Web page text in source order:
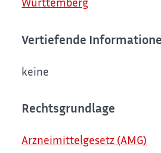
Vertiefende
keine
Rechtsgrundlage
Arzneimittelgesetz (AMG)